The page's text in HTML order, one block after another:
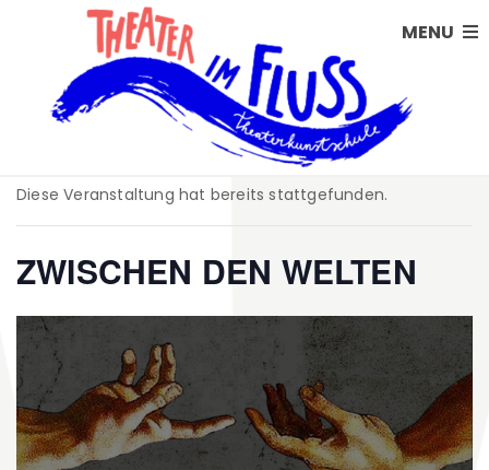
MENU
Diese Veranstaltung hat bereits stattgefunden.
ZWISCHEN DEN WELTEN